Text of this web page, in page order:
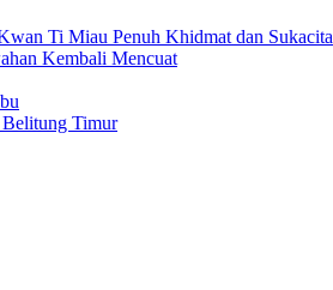
Ti Miau Penuh Khidmat dan Sukacita
Kembali Mencuat
Timur